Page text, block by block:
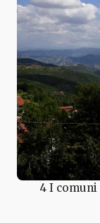
4 I comuni